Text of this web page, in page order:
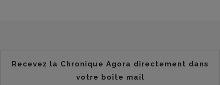
Recevez la Chronique Agora directement dans
votre boîte mail